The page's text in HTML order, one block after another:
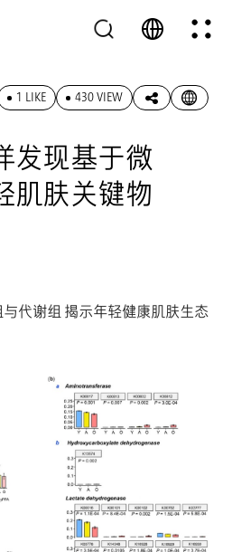
1 LIKE 430 VIEW
发现基于微
肌肤关键物
代谢组 揭示年轻健康肌肤生态